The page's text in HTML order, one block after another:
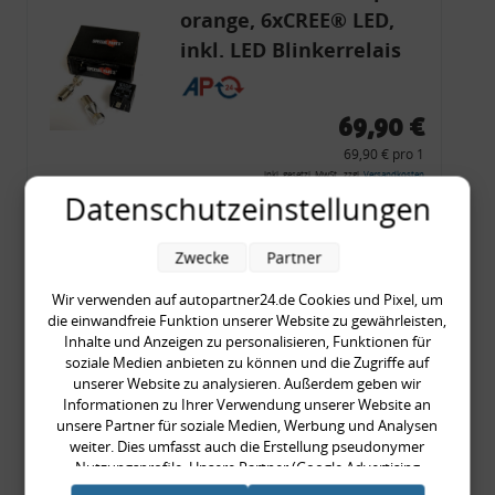
orange, 6xCREE® LED,
inkl. LED Blinkerrelais
CF 14
69,90 €
69,90 € pro 1
inkl. gesetzl. MwSt., zzgl.Versandkosten
Merkzettel
Zum Artikel
Rückleuchtenband mit
Blinker, rot, US-Ecken,
Audi 80 Cabrio, Typ 89,
OE-Nr.: 8G0945225 +
8G0945225C
999,99 €
Datenschutzeinstellungen
Wir verwenden auf autopartner24.de Cookies und Pixel, um
die einwandfreie Funktion unserer Website zu gewährleisten,
Inhalte und Anzeigen zu personalisieren, Funktionen für
soziale Medien anbieten zu können und die Zugriffe auf
unserer Website zu analysieren. Außerdem geben wir
Informationen zu Ihrer Verwendung unserer Website an
unsere Partner für soziale Medien, Werbung und Analysen
weiter. Dies umfasst auch die Erstellung pseudonymer
Nutzungsprofile. Unsere Partner (Google Advertising
Products) führen diese Informationen möglicherweise mit
Zwecke Partner